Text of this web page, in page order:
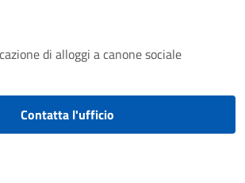
di alloggi a canone sociale
Contatta l'ufficio